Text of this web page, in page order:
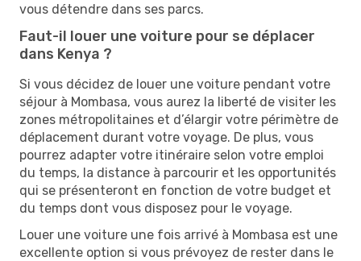
vous détendre dans ses parcs.
Faut-il louer une voiture pour se déplacer
dans Kenya ?
Si vous décidez de louer une voiture pendant votre
séjour à Mombasa, vous aurez la liberté de visiter les
zones métropolitaines et d’élargir votre périmètre de
déplacement durant votre voyage. De plus, vous
pourrez adapter votre itinéraire selon votre emploi
du temps, la distance à parcourir et les opportunités
qui se présenteront en fonction de votre budget et
du temps dont vous disposez pour le voyage.
Louer une voiture une fois arrivé à Mombasa est une
excellente option si vous prévoyez de rester dans le